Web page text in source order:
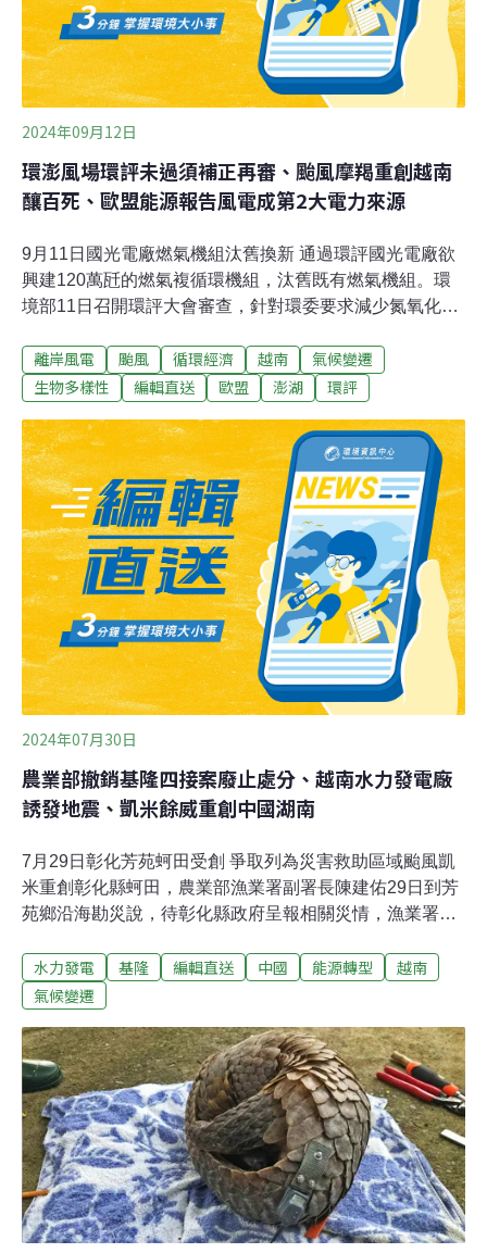
2024年09月12日
環澎風場環評未過須補正再審、颱風摩羯重創越南
釀百死、歐盟能源報告風電成第2大電力來源
9月11日國光電廠燃氣機組汰舊換新 通過環評國光電廠欲
興建120萬瓩的燃氣複循環機組，汰舊既有燃氣機組。環
境部11日召開環評大會審查，針對環委要求減少氮氧化物
放量，會和舊機組一樣維持在278.5公噸以下，並承諾不會
以減少發電總量的方式減排。（自由財經報導）風場開發
開「環澎一離岸風力發電計畫環境影響說明書」及「環澎
三離岸風力發電計畫環境影響說明書」等2案專案小組第3
次聯席初審會議，本案由於在風場開發對漁業開發區域的
實質影響未有足夠說明，以及當地依舊有反彈聲音下，將
補正再審。（聯合報報導）
離岸風電 颱風 循環經濟 越南
氣候變遷
生物多樣性
編輯直送 歐盟 澎湖 環評
2024年07月30日
農業部撤銷基隆四接案廢止處分、越南水力發電廠
誘發地震、凱米餘威重創中國湖南
7月29日彰化芳苑蚵田受創 爭取列為災害救助區域颱風凱
米重創彰化縣蚵田，農業部漁業署副署長陳建佑29日到芳
苑鄉沿海勘災說，待彰化縣政府呈報相關災情，漁業署將
接受媒體聯訪時表示，加上今（2024）年酷夏炎熱，牡蠣
產量也減少，加上受颱風衝擊，牡蠣驟減近9成，蚵農血
基隆四接案廢止處分 全案重回環評程序基隆的協和電廠四
接案再掀戰火，基隆市政府廢止前市長林右昌任內核准的
開發同意函，台電不服，提起訴願，農業部撤銷市府處
分，全案回到環評程序。對此，農業部強調，市府沒有具
體指出對水產動植物造成何種重大危害，因此訴願委員會
決定撤銷處分；基隆市長謝國樑則對中央的決定感到遺
憾。（公視新聞網報導）
水力發電 基隆 編輯直送 中國 能源轉型
越南
氣候變遷